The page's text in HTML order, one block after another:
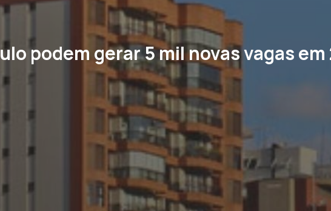
podem gerar 5 mil novas vagas em